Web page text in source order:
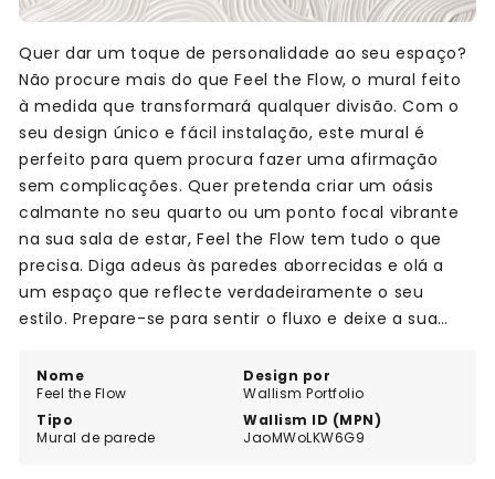
Nome
Feel the Flow
Design por
Wallism Portfolio
Tipo
Mural de parede
Wallism ID (MPN)
JaoMWoLKW6G9
Quer dar um toque de personalidade ao seu espaço?
Não procure mais do que Feel the Flow, o mural feito
à medida que transformará qualquer divisão. Com o
seu design único e fácil instalação, este mural é
perfeito para quem procura fazer uma afirmação
sem complicações. Quer pretenda criar um oásis
calmante no seu quarto ou um ponto focal vibrante
na sua sala de estar, Feel the Flow tem tudo o que
precisa. Diga adeus às paredes aborrecidas e olá a
um espaço que reflecte verdadeiramente o seu
estilo. Prepare-se para sentir o fluxo e deixe a sua